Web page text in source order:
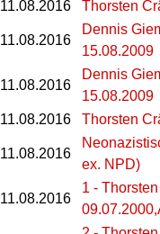
11.08.2016 Thorsten
11.08.2016
Dennis
15.08.2009
11.08.2016
Dennis
15.08.2009
11.08.2016 Thorsten
11.08.2016
ex. NPD)
11.08.2016
1 -